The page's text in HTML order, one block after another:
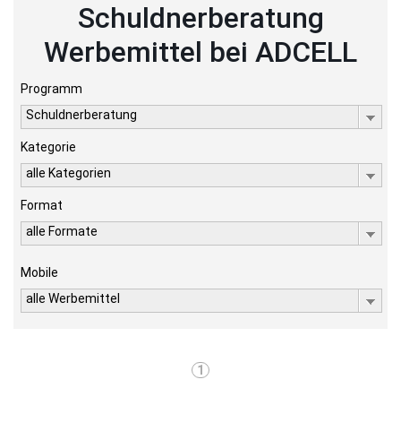
Schuldnerberatung
Werbemittel bei ADCELL
Programm
Schuldnerberatung
Kategorie
alle Kategorien
Format
alle Formate
Mobile
alle Werbemittel
1